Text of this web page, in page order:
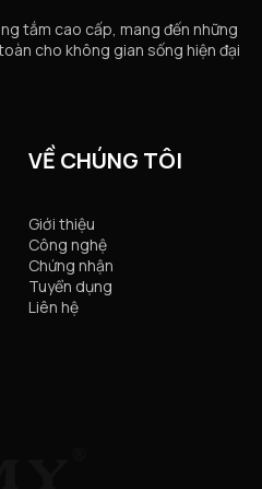
tắm cao cấp, mang đến những
cho không gian sống hiện đại
VỀ CHÚNG TÔI
Giới thiệu
Công nghệ
Chứng nhận
Tuyển dụng
Liên hệ